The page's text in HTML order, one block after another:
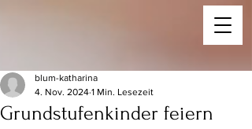
Grundstufenkinder feiern
blum-katharina
4. Nov. 2024 1 Min. Lesezeit